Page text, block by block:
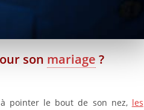
son mariage ?
pointer le bout de son nez, les